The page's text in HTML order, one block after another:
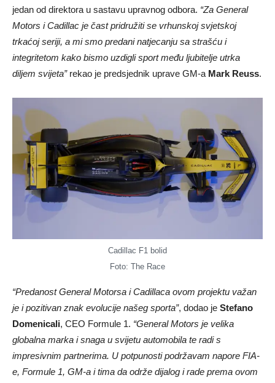
jedan od direktora u sastavu upravnog odbora. “Za General
Motors i Cadillac je čast pridružiti se vrhunskoj svjetskoj
trkaćoj seriji, a mi smo predani natjecanju sa strašću i
integritetom kako bismo uzdigli sport među ljubitelje utrka
diljem svijeta”rekao je predsjednik uprave GM-a Mark Reuss.
Cadillac F1 bolid
Foto: The Race
“Predanost General Motorsa i Cadillaca ovom projektu važan
je i pozitivan znak evolucije našeg sporta”, dodao je Stefano
Domenicali, CEO Formule 1. “General Motors je velika
globalna marka i snaga u svijetu automobila te radi s
impresivnim partnerima. U potpunosti podržavam napore FIA-
e, Formule 1, GM-a i tima da održe dijalog i rade prema ovom